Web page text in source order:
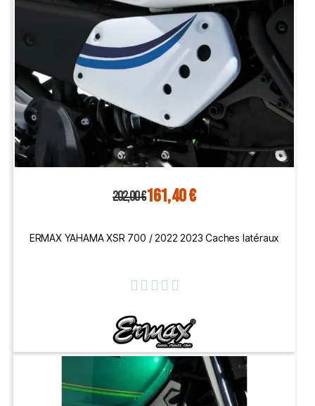
202,00 €161,40 €
ERMAX YAHAMA XSR 700 / 2022 2023 Caches latéraux
    